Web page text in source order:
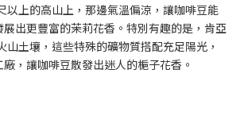
以上的高山上，那邊氣溫偏涼，讓咖啡豆能
出更豐富的茉莉花香。特別有趣的是，肯亞
山土壤，這些特殊的礦物質搭配充足陽光，
，讓咖啡豆散發出迷人的梔子花香。